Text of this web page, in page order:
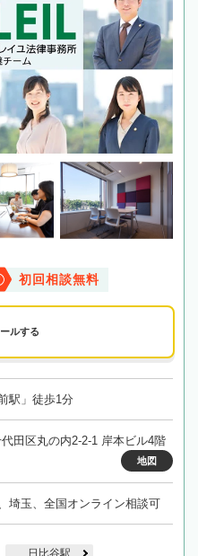
初回相談無料
ルする
駅」徒歩1分
田区丸の内2-2-1 岸本ビル4階
地図
埼玉、全国オンライン相談可
日比谷駅